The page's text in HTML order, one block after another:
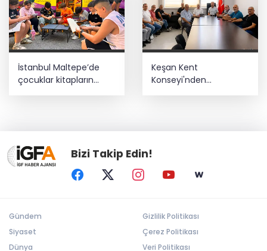
İstanbul Maltepe’de
çocuklar kitapların
Keşan Kent
Konseyi'nden
Bizi Takip Edin!
Gündem
Siyaset
Dünya
Gizlilik Politikası
Çerez Politikası
Veri Politikası